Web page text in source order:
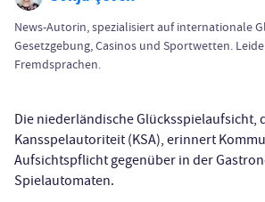
News-Autorin, spezialisiert auf internationale
Gesetzgebung, Casinos und Sportwetten.
Fremdsprachen.
Die niederländische Glücksspielaufsicht,
Kansspelautoriteit (KSA), erinnert
Aufsichtspflicht gegenüber in der
Spielautomaten.